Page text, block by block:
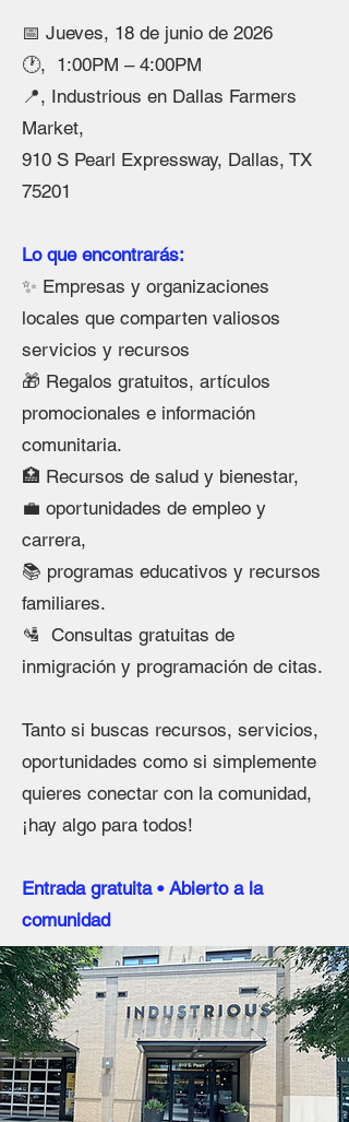
📅 Jueves, 18 de junio de 2026
🕐, 1:00PM – 4:00PM
📍, Industrious en Dallas Farmers
Market,
910 S Pearl Expressway, Dallas, TX
75201
Lo que encontrarás:
✨ Empresas y organizaciones
locales que comparten valiosos
servicios y recursos
🎁 Regalos gratuitos, artículos
promocionales e información
comunitaria.
🏥 Recursos de salud y bienestar,
💼 oportunidades de empleo y
carrera,
📚 programas educativos y recursos
familiares.
🛂 Consultas gratuitas de
inmigración y programación de citas.
Tanto si buscas recursos, servicios,
oportunidades como si simplemente
quieres conectar con la comunidad,
¡hay algo para todos!
Entrada gratuita • Abierto a la
comunidad